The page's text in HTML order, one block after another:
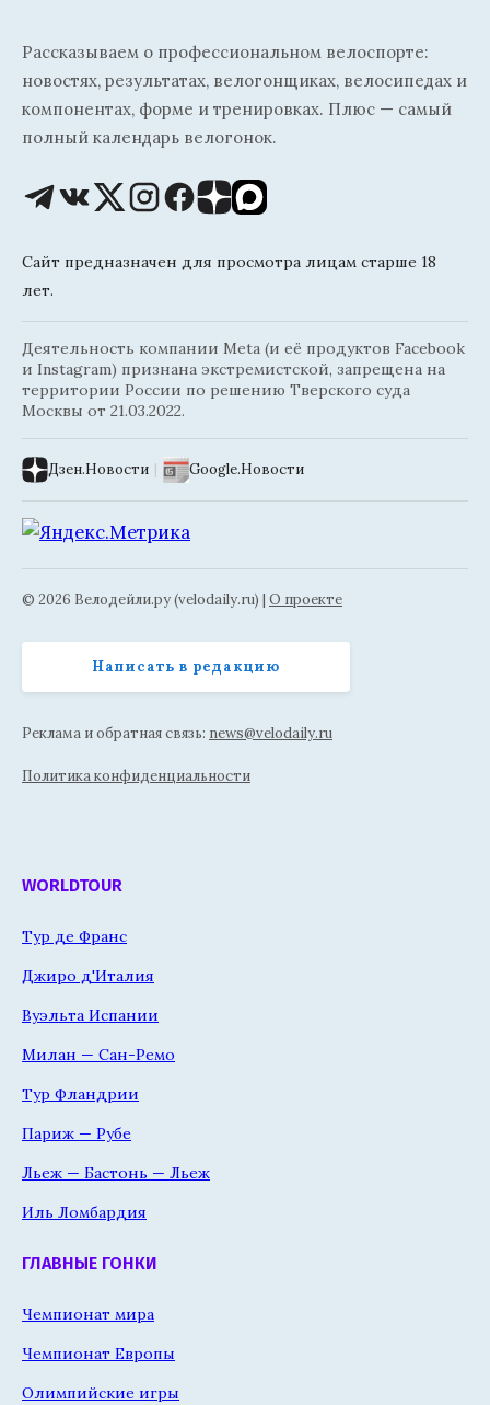
Рассказываем о профессиональном велоспорте:
новостях, результатах, велогонщиках, велосипедах и
компонентах, форме и тренировках. Плюс — самый
полный календарь велогонок.
Сайт предназначен для просмотра лицам старше 18
лет.
Деятельность компании Meta (и её продуктов Facebook
и Instagram) признана экстремистской, запрещена на
территории России по решению Тверского суда
Москвы от 21.03.2022.
Дзен.Новости | Google.Новости
© 2026 Велодейли.ру (velodaily.ru) | О проекте
Написать в редакцию
Реклама и обратная связь: news@velodaily.ru
Политика конфиденциальности
WORLDTOUR
Тур де Франс
Джиро д'Италия
Вуэльта Испании
Милан — Сан-Ремо
Тур Фландрии
Париж — Рубе
Льеж — Бастонь — Льеж
Иль Ломбардия
ГЛАВНЫЕ ГОНКИ
Чемпионат мира
Чемпионат Европы
Олимпийские игры